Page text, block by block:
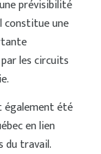
prévisibilité
constitue une
les circuits
également été
en lien
du travail.